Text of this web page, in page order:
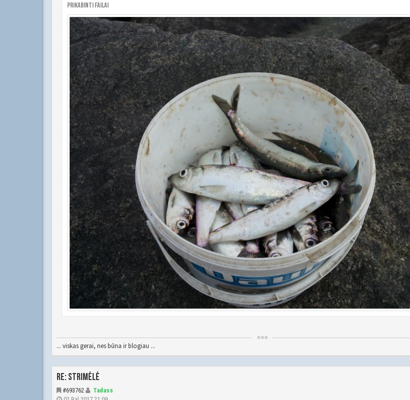
Prikabinti failai
... viskas gerai, nes būna ir blogiau ...
Re: Strimėlė
#693762
Tadass